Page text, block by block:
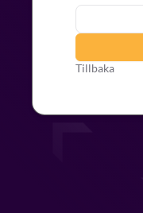
Tillbaka